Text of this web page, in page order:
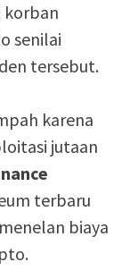
korban
senilai
tersebut.
karena
jutaan
terbaru
biaya